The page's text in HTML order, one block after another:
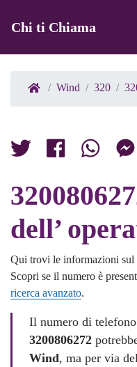
Chi ti Chiama
Wind 320
dell’
Qui trovi le informazioni sul
Scopri se il numero è
ricerca avanzato.
Il numero di
3200806272
Wind, ma per via